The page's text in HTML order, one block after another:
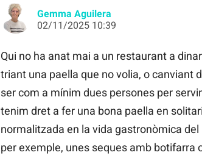
Gemma Aguilera
02/11/2025 10:39
Qui no ha anat mai a un restaurant a
triant una paella que no volia, o canviant
ser com a mínim dues persones per
tenim dret a fer una bona paella en
normalitzada en la vida gastronòmica
per exemple, unes seques amb botifarra